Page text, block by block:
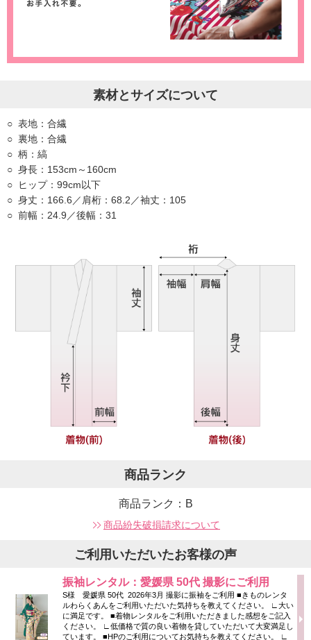
素材とサイズについて
表地：合繊
裏地：合繊
柄：縞
身長：153cm～160cm
ヒップ：99cm以下
身丈：166.6／肩桁：68.2／袖丈：105
前幅：24.9／後幅：31
商品ランク
商品ランク：B
商品紛失破損請求について
ご利用いただいたお客様の声
振袖レンタル：愛媛県 50代 撮影にご利用
S様 愛媛県 50代 2026年3月 撮影に振袖をご利用 ■きものレンタ
ルわらくあんをご利用いただいた気持ちを教えてください。 ∟大い
に満足です。 ■着物レンタルをご利用いただきました感想をご記入
ください。 ∟低価格で質の良い着物を貸していただいて大変満足し
ています。 ■HPのご利用についてお気持ちを教えてください。 ∟